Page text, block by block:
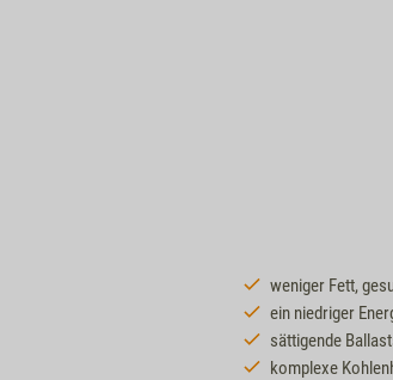
weniger Fett,
ein niedriger
sättigende
komplexe